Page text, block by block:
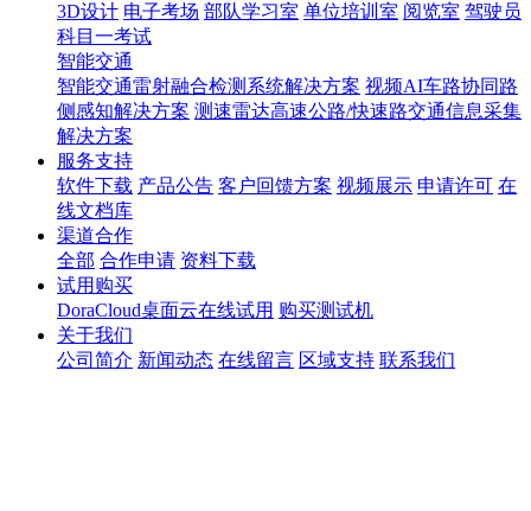
3D设计 电子考场 部队学习室 单位培训室 阅览室 驾驶员
科目一考试
智能交通
智能交通雷射融合检测系统解决方案 视频AI车路协同路
侧感知解决方案 测速雷达高速公路/快速路交通信息采集
解决方案
服务支持
软件下载 产品公告 客户回馈方案 视频展示 申请许可 在
线文档库
渠道合作
全部 合作申请 资料下载
试用购买
DoraCloud桌面云在线试用 购买测试机
关于我们
公司简介 新闻动态 在线留言 区域支持 联系我们